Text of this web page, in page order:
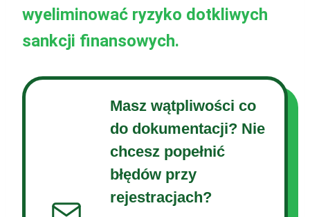
wyeliminować ryzyko dotkliwych
sankcji finansowych.
Masz wątpliwości co
do dokumentacji? Nie
chcesz popełnić
błędów przy
rejestracjach?